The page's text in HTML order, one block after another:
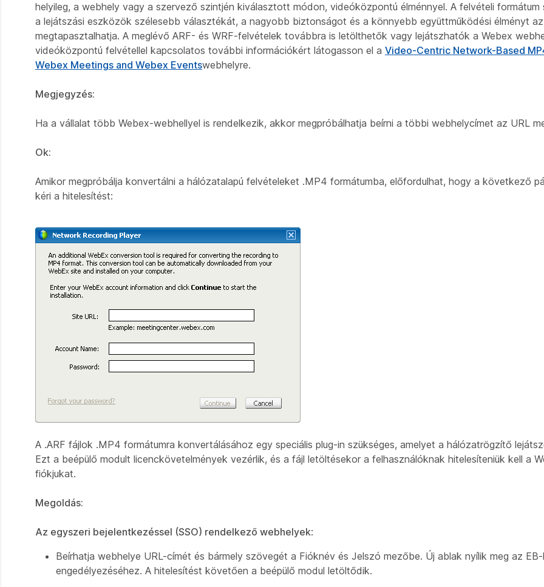
helyileg, a webhely vagy a szervező szintjén kiválasztott módon, videóközpontú élménnyel. A felvételi formátum
a lejátszási eszközök szélesebb választékát, a nagyobb biztonságot és a könnyebb együttműködési élményt
megtapasztalhatja. A meglévő ARF- és WRF-felvételek továbbra is letölthetők vagy lejátszhatók a Webex
videóközpontú felvétellel kapcsolatos további információkért látogasson el a Video-Centric Network-Based
Webex Meetings and Webex Eventswebhelyre.
Megjegyzés:
Ha a vállalat több Webex-webhellyel is rendelkezik, akkor megpróbálhatja beírni a többi webhelycímet az URL
Ok:
Amikor megpróbálja konvertálni a hálózatalapú felvételeket .MP4 formátumba, előfordulhat, hogy a következő
kéri a hitelesítést:
A .ARF fájlok .MP4 formátumra konvertálásához egy speciális plug-in szükséges, amelyet a hálózatrögzítő
Ezt a beépülő modult licenckövetelmények vezérlik, és a fájl letöltésekor a felhasználóknak hitelesíteniük kell a
fiókjukat.
Megoldás:
Az egyszeri bejelentkezéssel (SSO) rendelkező webhelyek:
Beírhatja webhelye URL-címét és bármely szövegét a Fióknév és Jelszó mezőbe. Új ablak nyílik meg az
engedélyezéséhez. A hitelesítést követően a beépülő modul letöltődik.